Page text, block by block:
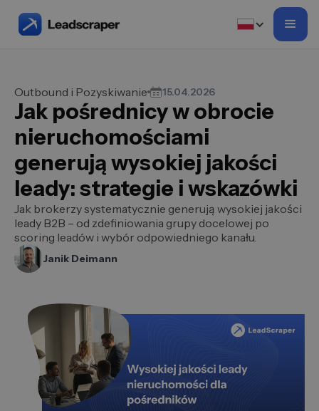
Outbound i Pozyskiwanie 15.04.2026
Jak pośrednicy w obrocie
nieruchomościami
generują wysokiej jakości
leady: strategie i wskazówki
Jak brokerzy systematycznie generują wysokiej jakości
leady B2B – od zdefiniowania grupy docelowej po
scoring leadów i wybór odpowiedniego kanału.
Janik Deimann